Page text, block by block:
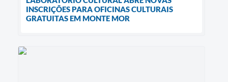
INSCRIÇÕES PARA OFICINAS CULTURAIS
GRATUITAS EM MONTE MOR